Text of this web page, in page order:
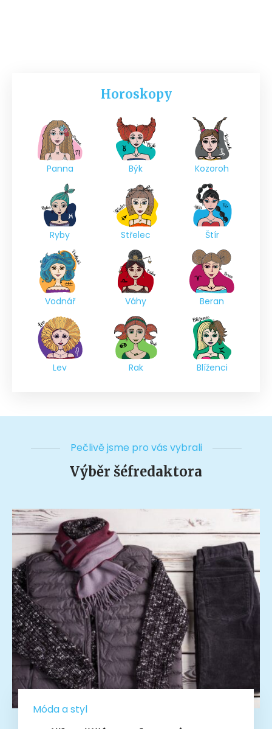
Horoskopy
Panna Býk Kozoroh
Ryby Střelec Štír
Vodnář Váhy Beran
Lev Rak Blíženci
Pečlivě jsme pro vás vybrali
Výběr šéfredaktora
Móda a styl